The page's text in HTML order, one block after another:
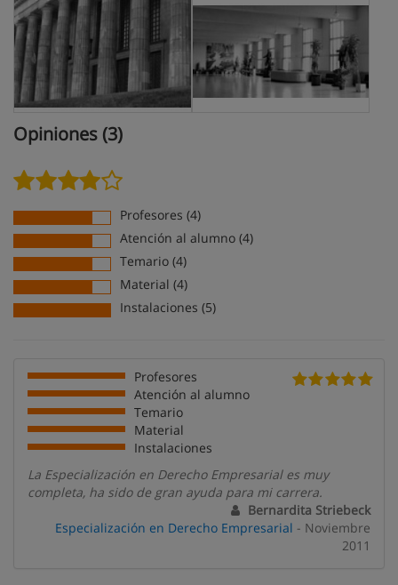
Opiniones (3)
Profesores (4)
Atención al alumno (4)
Temario (4)
Material (4)
Instalaciones (5)
Profesores
Atención al alumno
Temario
Material
Instalaciones
La Especialización en Derecho Empresarial es muy
completa, ha sido de gran ayuda para mi carrera.
Bernardita Striebeck
Especialización en Derecho Empresarial - Noviembre
2011